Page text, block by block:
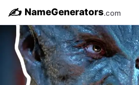
✍️ NameGenerators.com